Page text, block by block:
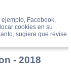
Facebook,
cookies en su
sugiere que revise
- 2018